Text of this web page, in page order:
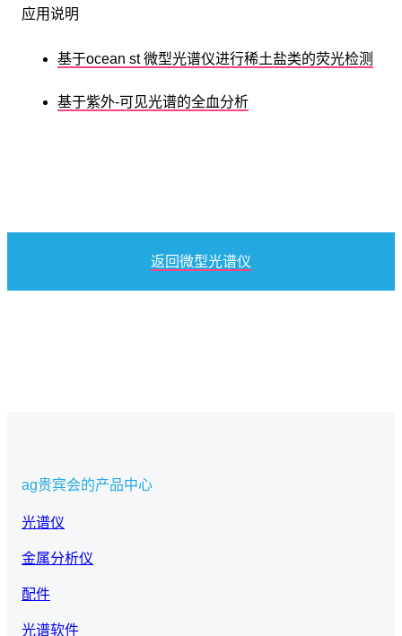
应用说明
基于ocean st 微型光谱仪进行稀土盐类的荧光检测
基于紫外-可见光谱的全血分析
返回微型光谱仪
ag贵宾会的产品中心
光谱仪
金属分析仪
配件
光谱软件